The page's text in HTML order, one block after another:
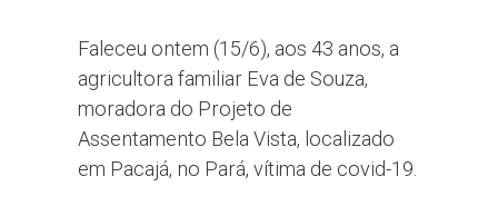
Faleceu ontem (15/6), aos 43 anos, a
agricultora familiar Eva de Souza,
moradora do Projeto de
Assentamento Bela Vista, localizado
em Pacajá, no Pará, vítima de covid-19.